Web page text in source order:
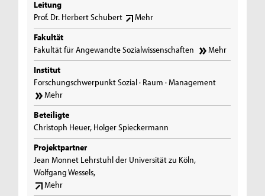
Leitung
Prof. Dr. Herbert Schubert
Mehr
Fakultät
Fakultät für Angewandte Sozialwissenschaften
Mehr
Institut
Forschungschwerpunkt Sozial · Raum · Management
Mehr
Beteiligte
Christoph Heuer, Holger Spieckermann
Projektpartner
Jean Monnet Lehrstuhl der Universität zu Köln,
Wolfgang Wessels,
Mehr